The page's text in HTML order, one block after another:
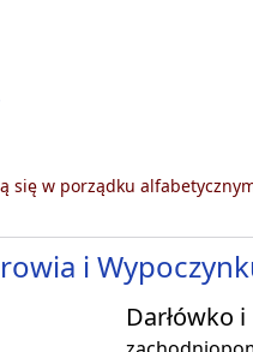
się w porządku
i
Darłówko